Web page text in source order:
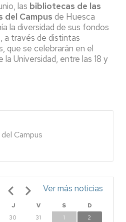
las bibliotecas de las
del Campus de Huesca
la diversidad de sus fondos
a través de distintas
que se celebrarán en el
Universidad, entre las 18 y
Campus
J V S
D
30 31 1
2
Ver más noticias